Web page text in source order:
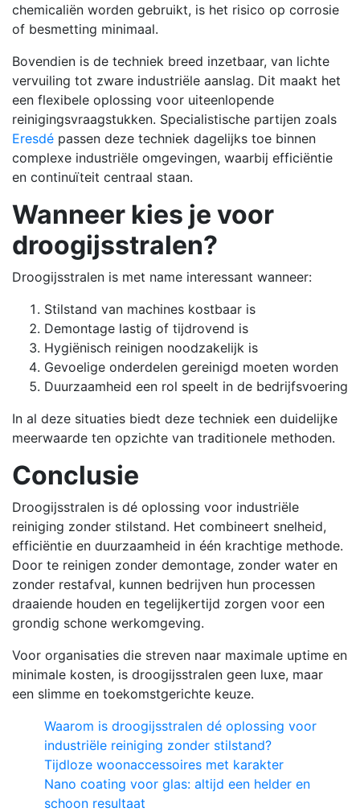
chemicaliën worden gebruikt, is het risico op corrosie
of besmetting minimaal.
Bovendien is de techniek breed inzetbaar, van lichte
vervuiling tot zware industriële aanslag. Dit maakt het
een flexibele oplossing voor uiteenlopende
reinigingsvraagstukken. Specialistische partijen zoals
Eresdé passen deze techniek dagelijks toe binnen
complexe industriële omgevingen, waarbij efficiëntie
en continuïteit centraal staan.
Wanneer kies je voor
droogijsstralen?
Droogijsstralen is met name interessant wanneer:
Stilstand van machines kostbaar is
Demontage lastig of tijdrovend is
Hygiënisch reinigen noodzakelijk is
Gevoelige onderdelen gereinigd moeten worden
Duurzaamheid een rol speelt in de bedrijfsvoering
In al deze situaties biedt deze techniek een duidelijke
meerwaarde ten opzichte van traditionele methoden.
Conclusie
Droogijsstralen is dé oplossing voor industriële
reiniging zonder stilstand. Het combineert snelheid,
efficiëntie en duurzaamheid in één krachtige methode.
Door te reinigen zonder demontage, zonder water en
zonder restafval, kunnen bedrijven hun processen
draaiende houden en tegelijkertijd zorgen voor een
grondig schone werkomgeving.
Voor organisaties die streven naar maximale uptime en
minimale kosten, is droogijsstralen geen luxe, maar
een slimme en toekomstgerichte keuze.
Waarom is droogijsstralen dé oplossing voor
industriële reiniging zonder stilstand?
Tijdloze woonaccessoires met karakter
Nano coating voor glas: altijd een helder en
schoon resultaat